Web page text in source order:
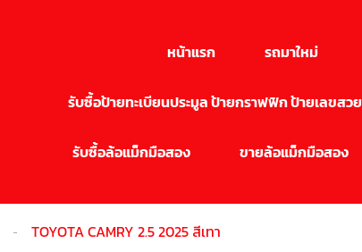
หน้าแรก รถมาใหม่
รับซื้อป้ายทะเบียนประมูล ป้ายกราฟฟิก ป้ายเลขสวย
รับซื้อล้อแม็กมือสอง ขายล้อแม็กมือสอง
TOYOTA CAMRY 2.5 2025 สีเทา